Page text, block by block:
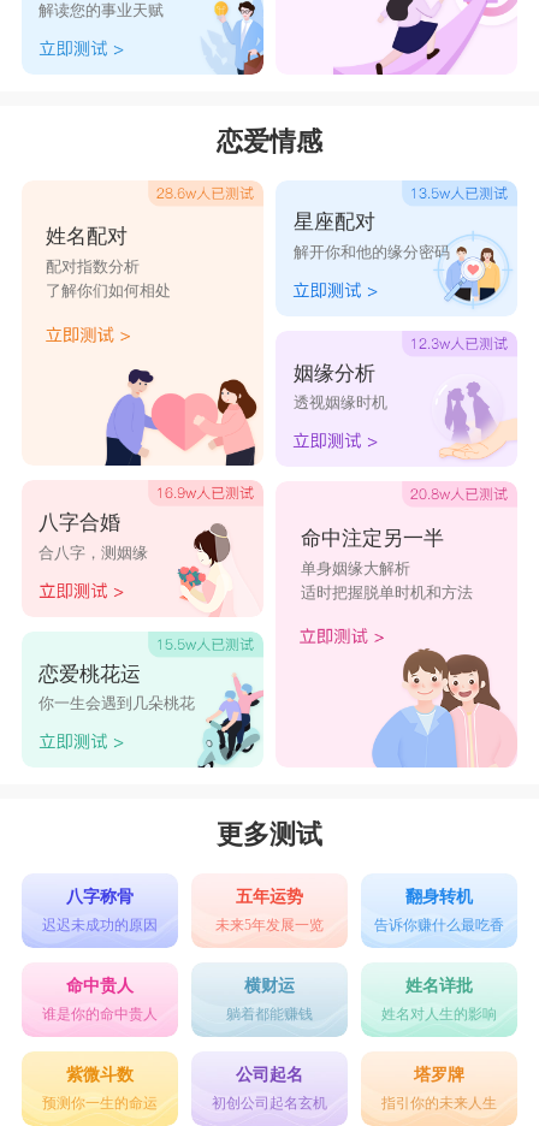
解读您的事业天赋
恋爱情感
姓名配对
配对指数分析
了解你们如何相处
八字合婚
合八字，测姻缘
恋爱桃花运
你一生会遇到几朵桃花
星座配对
解开你和他的缘分密码
姻缘分析
透视姻缘时机
命中注定另一半
单身姻缘大解析
适时把握脱单时机和方法
更多测试
八字称骨
迟迟未成功的原因
五年运势
未来5年发展一览
翻身转机
告诉你赚什么最吃香
命中贵人
谁是你的命中贵人
横财运
躺着都能赚钱
姓名详批
姓名对人生的影响
紫微斗数
预测你一生的命运
公司起名
初创公司起名玄机
塔罗牌
指引你的未来人生